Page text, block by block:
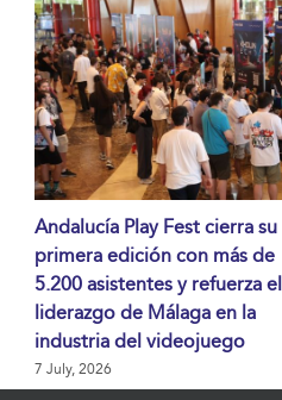
Andalucía Play Fest cierra su
primera edición con más de
5.200 asistentes y refuerza el
liderazgo de Málaga en la
industria del videojuego
7 July, 2026